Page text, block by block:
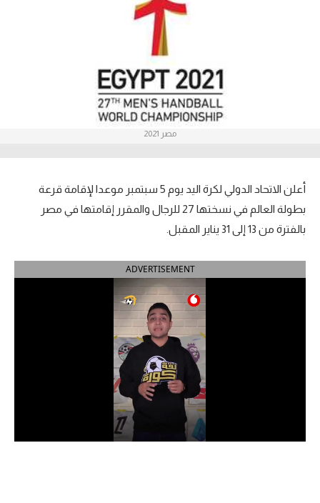
الدوري الإنجليزي الممتاز
الدوري الإسباني
الدوري السعودي للمحترفين
دوري أبطال إفريقيا
مصر 2021
أعلن الاتحاد الدولي لكرة اليد يوم 5 سبتمبر موعدا لإقامة قرعة
بطولة العالم في نسختها 27 للرجال والمقرر إقامتها في مصر
بالفترة من 13 إلى 31 يناير المقبل.
ADVERTISEMENT